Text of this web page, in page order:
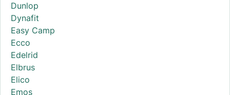
Dunlop
Dynafit
Easy Camp
Ecco
Edelrid
Elbrus
Elico
Emos